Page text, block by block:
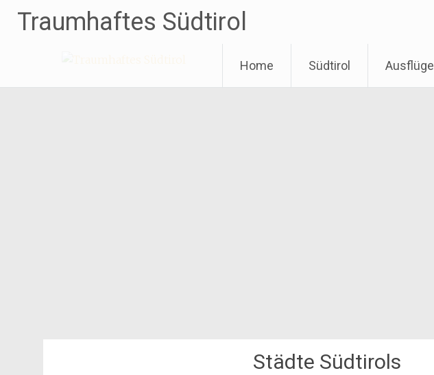
Traumhaftes Südtirol
zum
Inhalt
Home Südtirol Ausflüge
Städte Südtirols